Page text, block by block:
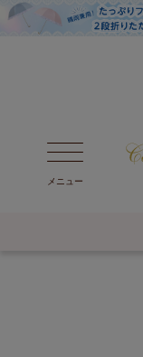
メニュー